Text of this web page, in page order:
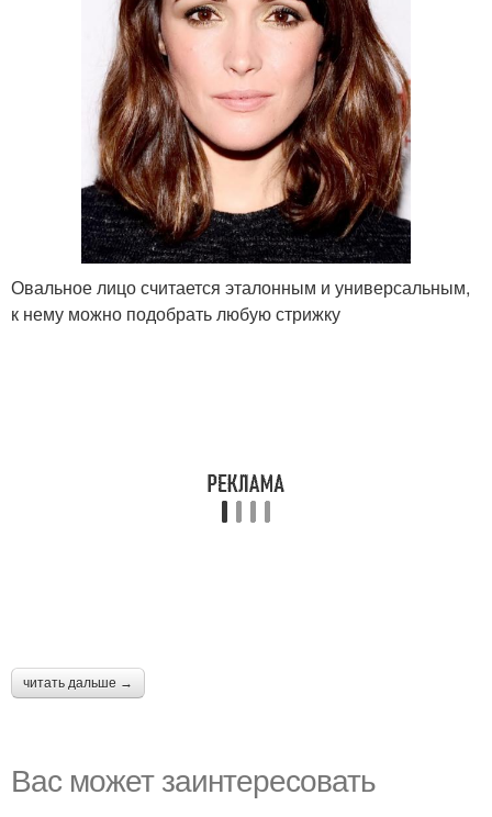
Овальное лицо считается эталонным и универсальным,
к нему можно подобрать любую стрижку
читать дальше →
Вас может заинтересовать